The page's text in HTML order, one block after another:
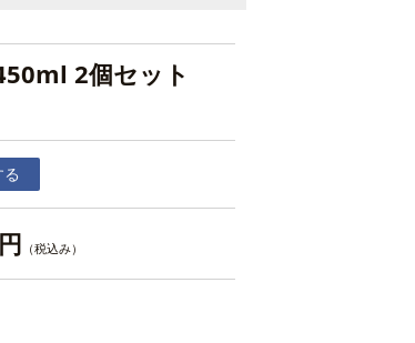
2個セット
（税込み）